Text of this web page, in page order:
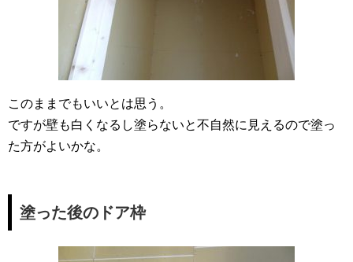
このままでもいいとは思う。
ですが壁も白くなるし塗らないと不自然に見えるので塗っ
た方がよいかな。
塗った後のドア枠